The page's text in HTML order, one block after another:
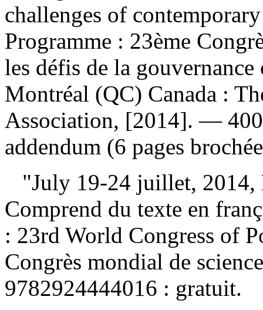
challenges of
Programme : 23ème
les défis de la
Montréal (QC) Canada :
Association, [2014]. —
addendum (6 pages
"July 19-24 juillet, 2014,
Comprend du texte en
: 23rd World Congress of
Congrès mondial de
9782924444016 : gratuit.